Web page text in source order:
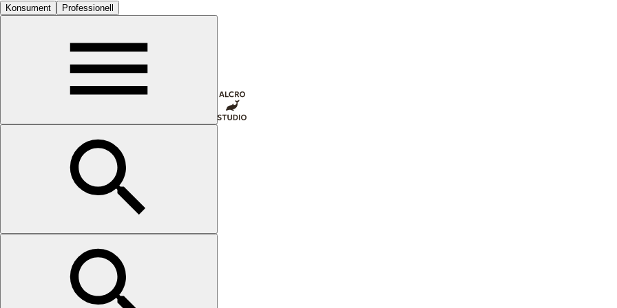
Konsument Professionell